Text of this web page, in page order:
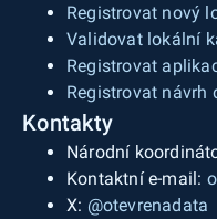
Registrovat nový
Validovat lokální
Registrovat
Registrovat návrh
Kontakty
Národní
Kontaktní e-mail:
X: @otevrenadata